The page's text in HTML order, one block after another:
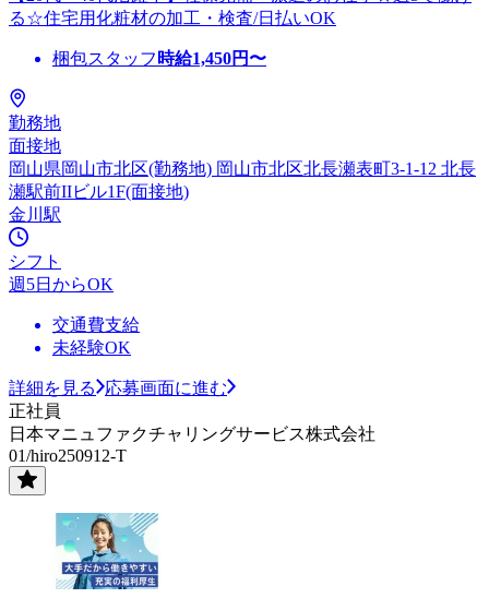
る☆住宅用化粧材の加工・検査/日払いOK
梱包スタッフ 時給1,450円〜
勤務地
面接地
岡山県岡山市北区(勤務地) 岡山市北区北長瀬表町3-1-12 北長
瀬駅前IIビル1F(面接地)
金川駅
シフト
週5日からOK
交通費支給
未経験OK
詳細を見る
応募画面に進む
正社員
日本マニュファクチャリングサービス株式会社
01/hiro250912-T